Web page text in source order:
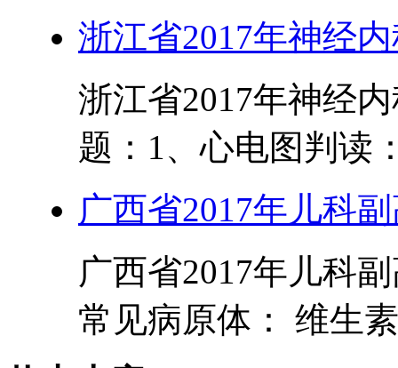
浙江省2017年神经
浙江省2017年神经
题：1、心电图判读
广西省2017年儿科
广西省2017年儿科
常见病原体： 维生